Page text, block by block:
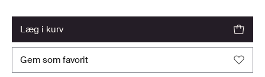
læg i kurv
gem som favorit